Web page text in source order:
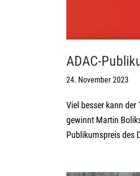
ADAC-
24. November 2023
Viel besser kann
gewinnt Martin
Publikumspreis des